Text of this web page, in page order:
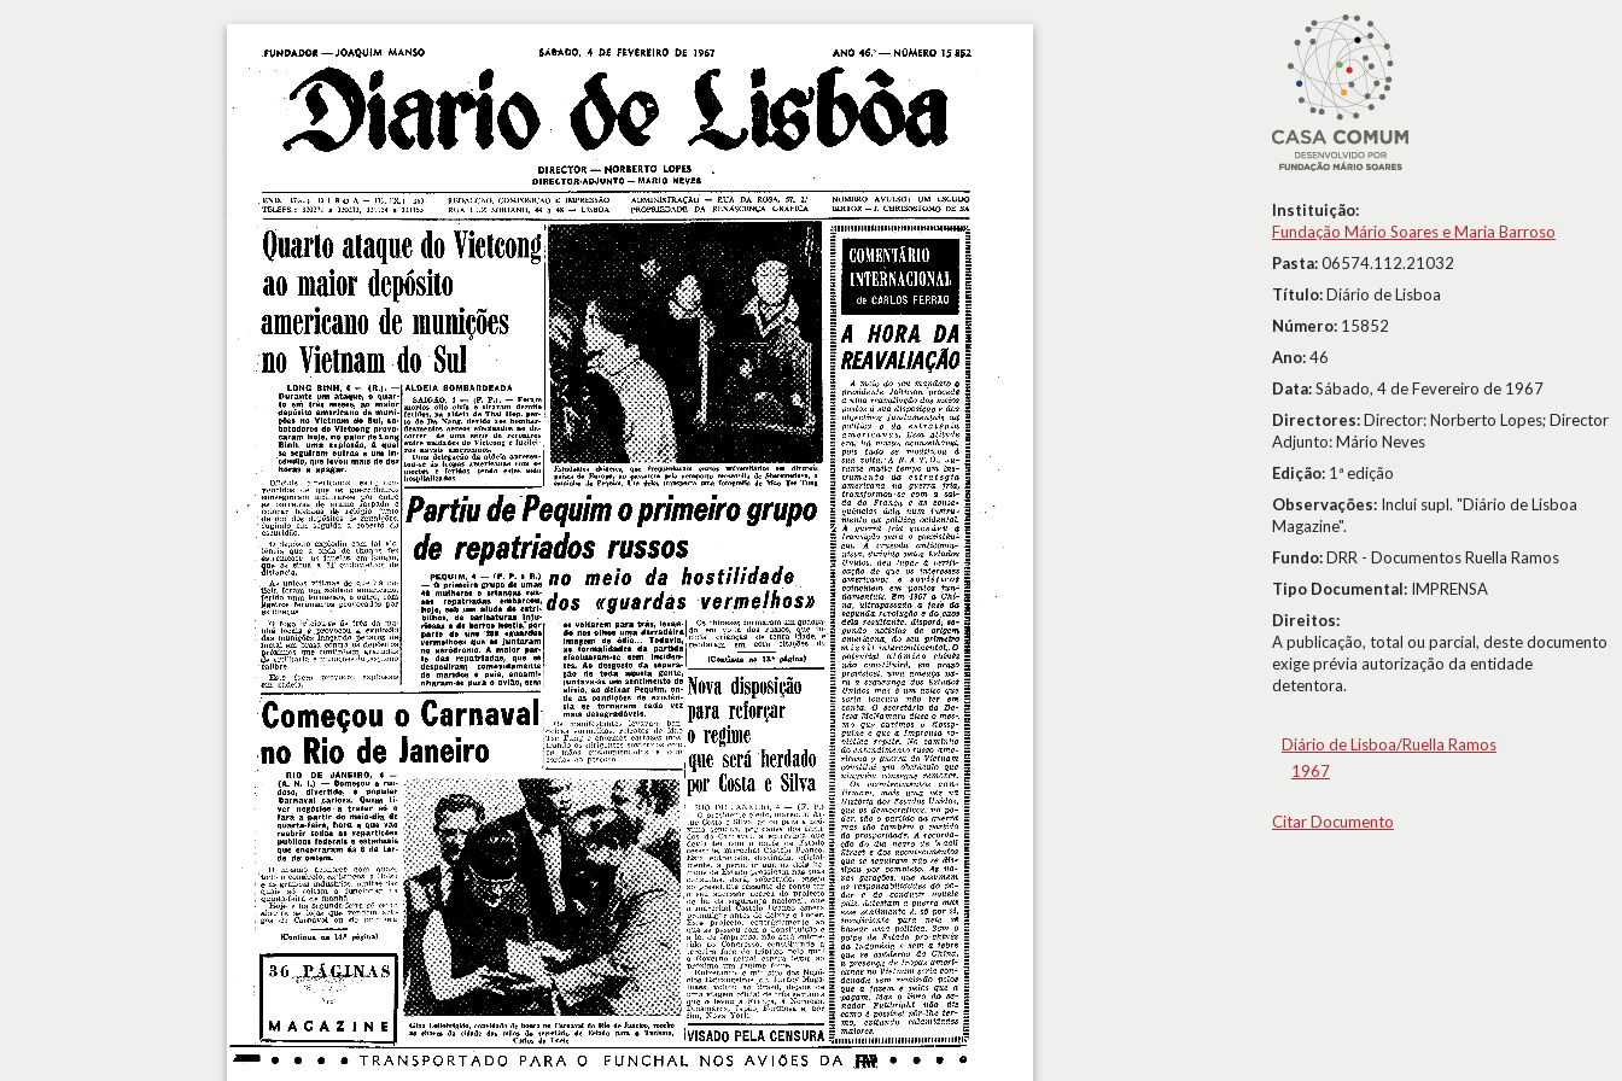
Instituição:
Fundação Mário Soares e Maria Barroso
Pasta:06574.112.21032
Título:Diário de Lisboa
Número: 15852
Ano:46
Data:Sábado, 4 de Fevereiro de 1967
Directores:Director: Norberto Lopes; Director
Adjunto: Mário Neves
Edição: 1ª edição
Observações: Inclui supl. "Diário de Lisboa
Magazine".
Fundo:DRR - Documentos Ruella Ramos
Tipo Documental: IMPRENSA
Direitos:
A publicação, total ou parcial, deste documento
exige prévia autorização da entidade
detentora.
Diário de Lisboa/Ruella Ramos
1967
Citar Documento